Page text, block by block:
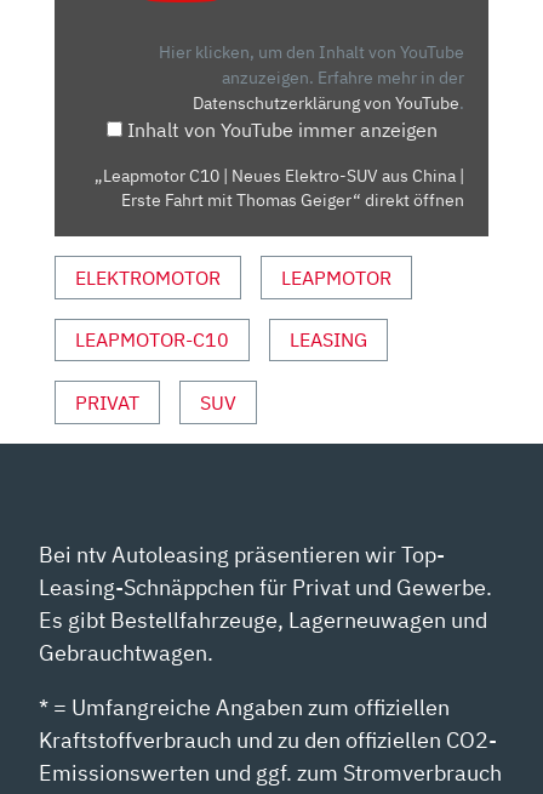
CHINA
MIT
THOMAS
VON
YOUTUBE
ANZEIGEN
Hier klicken, um den Inhalt von YouTube
anzuzeigen. Erfahre mehr in der
Datenschutzerklärung von YouTube.
Inhalt von YouTube immer anzeigen
„Leapmotor C10 | Neues Elektro-SUV aus China |
Erste Fahrt mit Thomas Geiger“ direkt öffnen
ELEKTROMOTOR LEAPMOTOR
LEAPMOTOR-C10 LEASING
PRIVAT SUV
Bei ntv Autoleasing präsentieren wir Top-
Leasing-Schnäppchen für Privat und Gewerbe.
Es gibt Bestellfahrzeuge, Lagerneuwagen und
Gebrauchtwagen.
* = Umfangreiche Angaben zum offiziellen
Kraftstoffverbrauch und zu den offiziellen CO2-
Emissionswerten und ggf. zum Stromverbrauch